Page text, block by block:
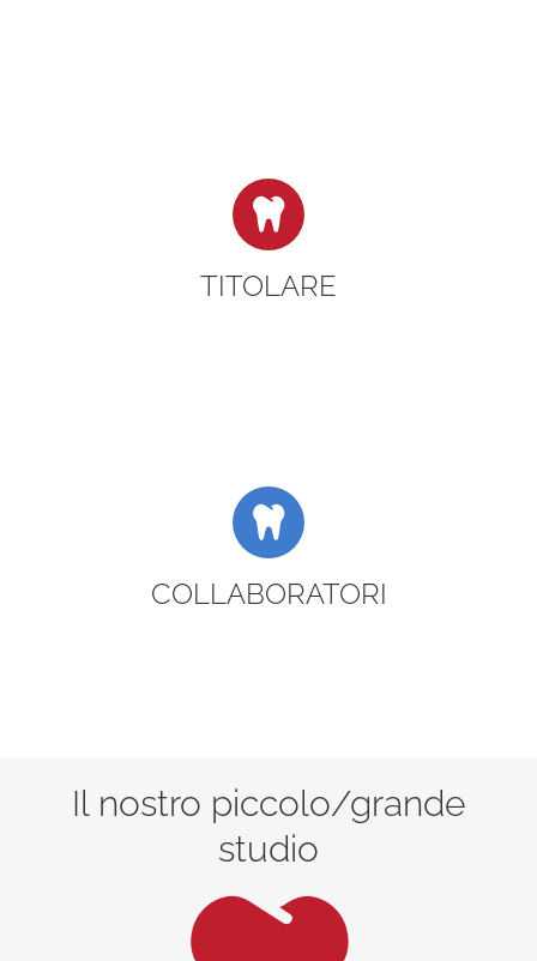
TITOLARE
COLLABORATORI
Il nostro piccolo/grande
studio